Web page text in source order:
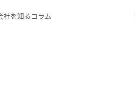
社を知る コラム